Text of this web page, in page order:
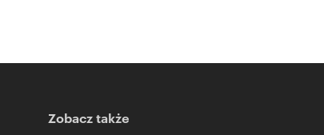
Zobacz także